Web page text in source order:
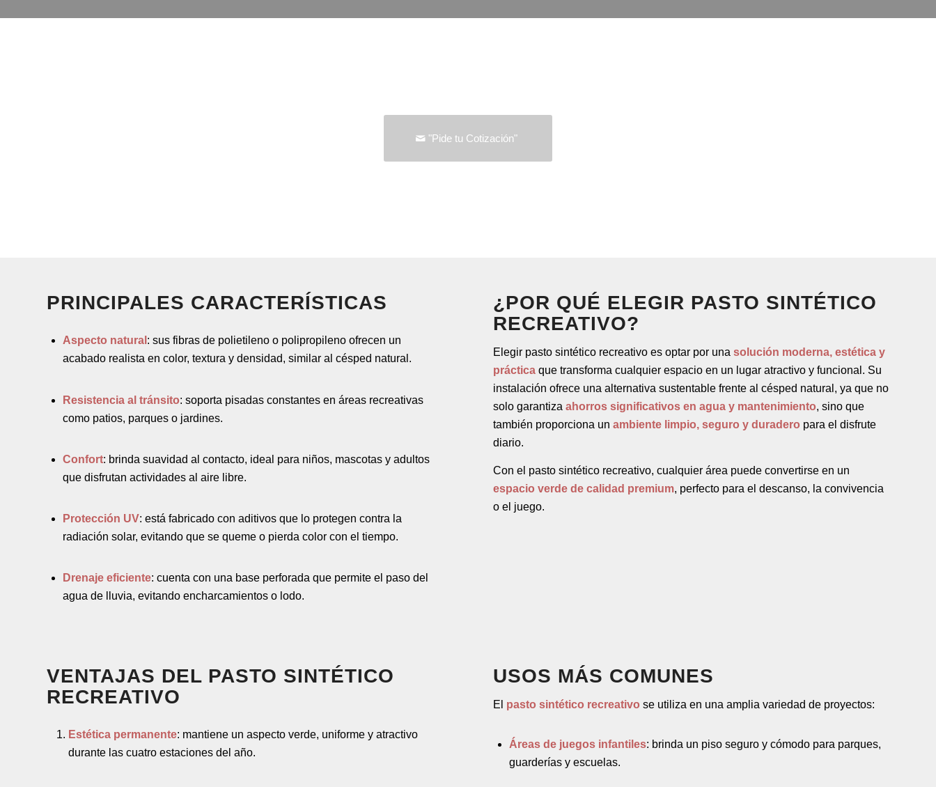
"Pide tu Cotización"
PRINCIPALES CARACTERÍSTICAS
Aspecto natural : sus fibras de polietileno o polipropileno ofrecen un
acabado realista en color, textura y densidad, similar al césped natural.
Resistencia al tránsito: soporta pisadas constantes en áreas recreativas
como patios, parques o jardines.
Confort: brinda suavidad al contacto, ideal para niños, mascotas y adultos
que disfrutan actividades al aire libre.
Protección UV: está fabricado con aditivos que lo protegen contra la
radiación solar, evitando que se queme o pierda color con el tiempo.
Drenaje eficiente: cuenta con una base perforada que permite el paso del
agua de lluvia, evitando encharcamientos o lodo.
¿POR QUÉ ELEGIR PASTO SINTÉTICO
RECREATIVO?
Elegir pasto sintético recreativo es optar por unasolución moderna, estética y
práctica que transforma cualquier espacio en un lugar atractivo y funcional. Su
instalación ofrece una alternativa sustentable frente al césped natural, ya que no
solo garantizaahorros significativos en agua y mantenimiento, sino que
también proporciona unambiente limpio, seguro y duradero para el disfrute
diario.
Con el pasto sintético recreativo, cualquier área puede convertirse en un
espacio verde de calidad premium, perfecto para el descanso, la convivencia
o el juego.
VENTAJAS DEL PASTO SINTÉTICO
RECREATIVO
Estética permanente: mantiene un aspecto verde, uniforme y atractivo
durante las cuatro estaciones del año.
USOS MÁS COMUNES
El pasto sintético recreativo se utiliza en una amplia variedad de proyectos:
Áreas de juegos infantiles: brinda un piso seguro y cómodo para parques,
guarderías y escuelas.